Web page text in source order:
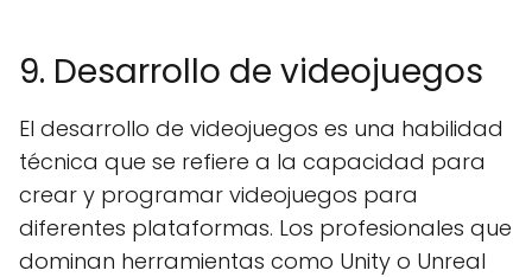
9. Desarrollo de videojuegos
El desarrollo de videojuegos es una habilidad
técnica que se refiere a la capacidad para
crear y programar videojuegos para
diferentes plataformas. Los profesionales que
dominan herramientas como Unity o Unreal